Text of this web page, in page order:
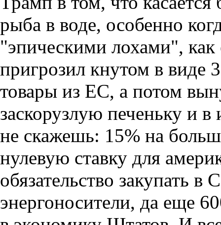
рыба в воде, особенно
"эпическими лохами",
пригрозил кнутом в
товары из ЕС, а потом
заскорузлую печеньку и
не скажешь: 15% на
нулевую ставку для
обязательство закупать
энергоносители, да еще